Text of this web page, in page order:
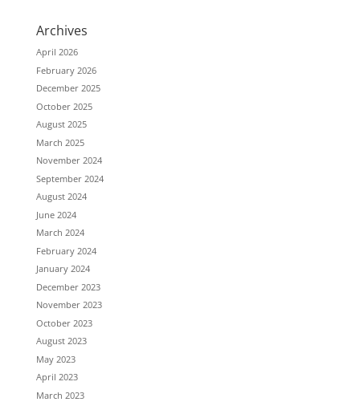
Archives
April 2026
February 2026
December 2025
October 2025
August 2025
March 2025
November 2024
September 2024
August 2024
June 2024
March 2024
February 2024
January 2024
December 2023
November 2023
October 2023
August 2023
May 2023
April 2023
March 2023